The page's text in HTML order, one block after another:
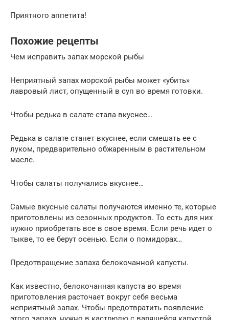
Приятного аппетита!
Похожие рецепты
Чем исправить запах морской рыбы
Неприятный запах морской рыбы может «убить»
лавровый лист, опущенный в суп во время готовки.
Чтобы редька в салате стала вкуснее…
Редька в салате станет вкуснее, если смешать ее с
луком, предварительно обжаренным в растительном
масле.
Чтобы салаты получались вкуснее…
Самые вкусные салаты получаются именно те, которые
приготовлены из сезонных продуктов. То есть для них
нужно приобретать все в свое время. Если речь идет о
тыкве, то ее берут осенью. Если о помидорах…
Предотвращение запаха белокочанной капусты.
Как известно, белокочанная капуста во время
приготовления расточает вокруг себя весьма
неприятный запах. Чтобы предотвратить появление